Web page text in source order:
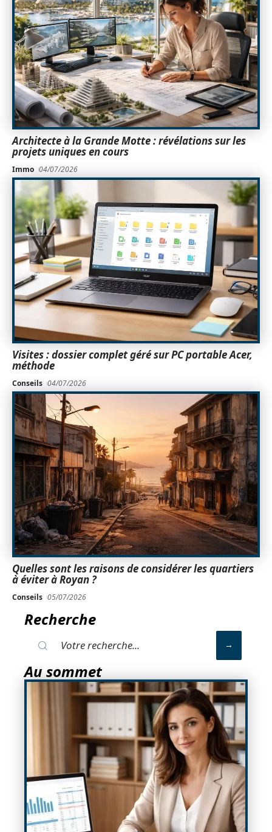
Architecte à la Grande Motte : révélations sur les
projets uniques en cours
Immo 04/07/2026
Visites : dossier complet géré sur PC portable Acer,
méthode
Conseils 04/07/2026
Quelles sont les raisons de considérer les quartiers
à éviter à Royan ?
Conseils 05/07/2026
Recherche
Au sommet